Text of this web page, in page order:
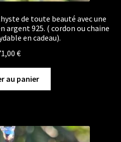
de toute beauté avec une
argent 925. ( cordon ou chaine
en cadeau).
€
au panier